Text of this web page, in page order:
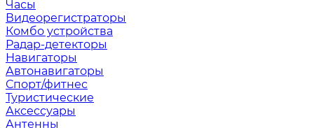
Часы
Видеорегистраторы
Комбо устройства
Радар-детекторы
Навигаторы
Автонавигаторы
Спорт/фитнес
Туристические
Аксессуары
Антенны